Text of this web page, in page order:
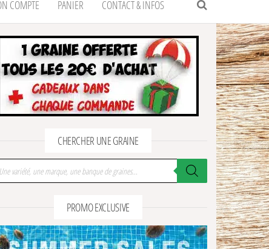
COMPTE PANIER CONTACT & INFOS
CHERCHER UNE GRAINE
de produits
PROMO EXCLUSIVE